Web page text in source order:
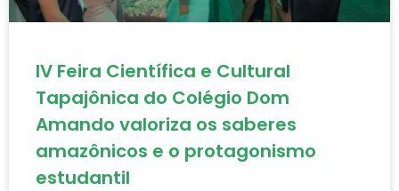
IV Feira Científica e Cultural
Tapajônica do Colégio Dom
Amando valoriza os saberes
amazônicos e o protagonismo
estudantil